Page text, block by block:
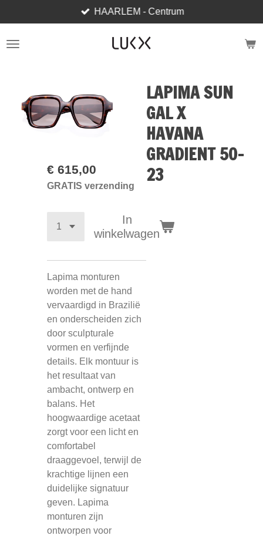
direct
naar
HAARLEM - Centrum
LAPIMA SUN
GAL X
HAVANA
GRADIENT 50-
23
€ 615,00
GRATIS verzending
In
winkelwagen
Lapima monturen
worden met de hand
vervaardigd in Brazilië
en onderscheiden zich
door sculpturale
vormen en verfijnde
details. Elk montuur is
het resultaat van
ambacht, ontwerp en
balans. Het
hoogwaardige acetaat
zorgt voor een licht en
comfortabel
draaggevoel, terwijl de
krachtige lijnen een
duidelijke signatuur
geven. Lapima
monturen zijn
ontworpen voor